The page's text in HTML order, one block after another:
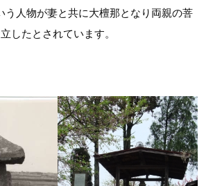
う人物が妻と共に大檀那となり両親の菩
したとされています。